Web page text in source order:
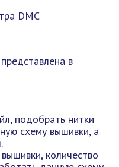
DMC
в
подобрать нитки
схему вышивки, а
количество